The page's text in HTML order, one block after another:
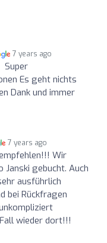
7 years ago
Super
Es geht nichts
Dank und immer
7 years ago
Wir
Janski gebucht. Auch
ausführlich
bei Rückfragen
wieder dort!!!